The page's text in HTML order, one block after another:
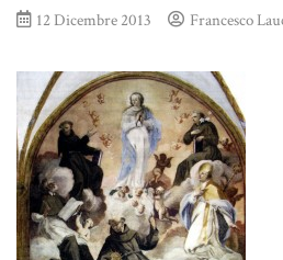
12 Dicembre 2013 Francesco